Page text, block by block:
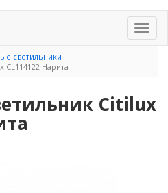
светильники
CL114122 Нарита
Citilux